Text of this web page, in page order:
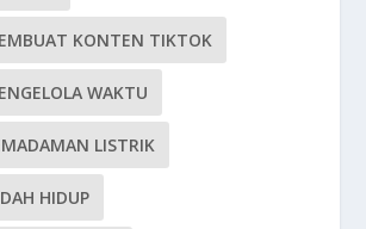
KONTEN TIKTOK
WAKTU
LISTRIK
HIDUP